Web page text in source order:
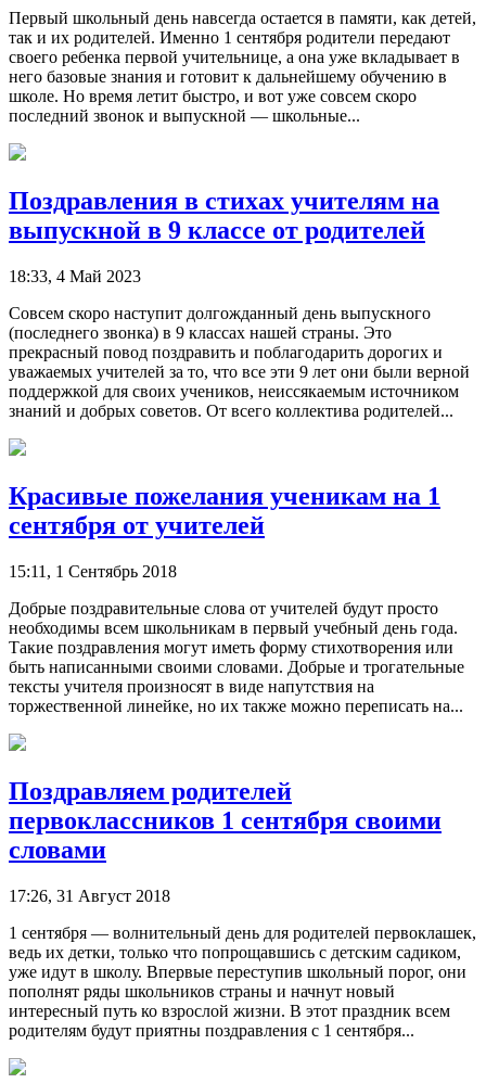
Первый школьный день навсегда остается в памяти, как детей,
так и их родителей. Именно 1 сентября родители передают
своего ребенка первой учительнице, а она уже вкладывает в
него базовые знания и готовит к дальнейшему обучению в
школе. Но время летит быстро, и вот уже совсем скоро
последний звонок и выпускной — школьные...
Поздравления в стихах учителям на
выпускной в 9 классе от родителей
18:33, 4 Май 2023
Совсем скоро наступит долгожданный день выпускного
(последнего звонка) в 9 классах нашей страны. Это
прекрасный повод поздравить и поблагодарить дорогих и
уважаемых учителей за то, что все эти 9 лет они были верной
поддержкой для своих учеников, неиссякаемым источником
знаний и добрых советов. От всего коллектива родителей...
Красивые пожелания ученикам на 1
сентября от учителей
15:11, 1 Сентябрь 2018
Добрые поздравительные слова от учителей будут просто
необходимы всем школьникам в первый учебный день года.
Такие поздравления могут иметь форму стихотворения или
быть написанными своими словами. Добрые и трогательные
тексты учителя произносят в виде напутствия на
торжественной линейке, но их также можно переписать на...
Поздравляем родителей
первоклассников 1 сентября своими
словами
17:26, 31 Август 2018
1 сентября — волнительный день для родителей первоклашек,
ведь их детки, только что попрощавшись с детским садиком,
уже идут в школу. Впервые переступив школьный порог, они
пополнят ряды школьников страны и начнут новый
интересный путь ко взрослой жизни. В этот праздник всем
родителям будут приятны поздравления с 1 сентября...